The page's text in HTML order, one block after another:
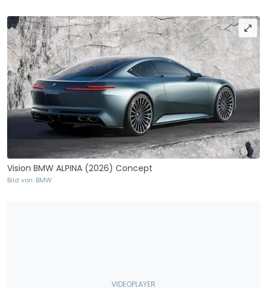
Vision BMW ALPINA (2026) Concept
Bild von: BMW